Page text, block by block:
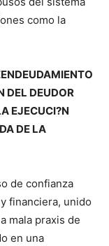
como la
DEL DEUDOR
EJECUCI?N
DE LA
de confianza
financiera, unido
mala praxis de
en una